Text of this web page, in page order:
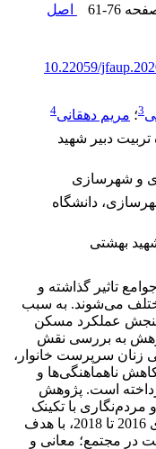
61-76
اصل
10.22059/
3؛ مریم دهقانی4
دبیر شهید
و شهرسازی
دانشگاه
بهشتی
تاثیر گذاشته و
می‌شوند. به سبب
و سنجش عملکرد مسکن
به بررسی نقش
زنان سرپرست خانوار،
کاهش ناهماهنگی‌ها و
پس از زلزله 1382 بم، پرداخته است. پژوهش
با تکینک‌
مشاهده مشارکتی با 8 خانواده بین سالهای 2016 تا 2018، با هدف
در مجتمع؛ معانی و